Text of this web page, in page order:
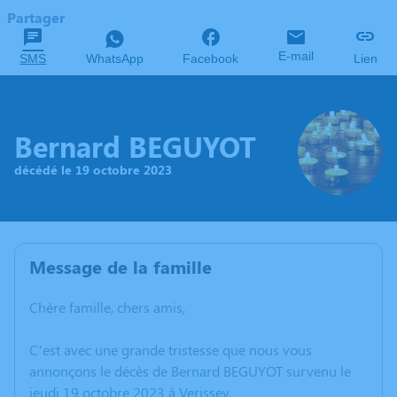
Partager
SMS WhatsApp Facebook E-mail Lien
Bernard BEGUYOT
décédé le 19 octobre 2023
Message de la famille
Chère famille, chers amis,
C’est avec une grande tristesse que nous vous
annonçons le décès de Bernard BEGUYOT survenu le
jeudi 19 octobre 2023 à Verissey.